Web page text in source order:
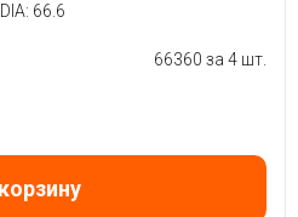
66.6
66360 за 4 шт.